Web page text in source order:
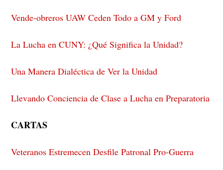
Vende-obreros UAW Ceden Todo a GM y Ford
La Lucha en CUNY: ¿Qué Significa la Unidad?
Una Manera Dialéctica de Ver la Unidad
Llevando Conciencia de Clase a Lucha en Preparatoria
CARTAS
Veteranos Estremecen Desfile Patronal Pro-Guerra